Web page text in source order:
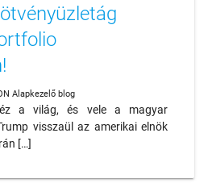
Alapkezelő blog
a világ, és vele a magyar
visszaül az amerikai elnök
[…]